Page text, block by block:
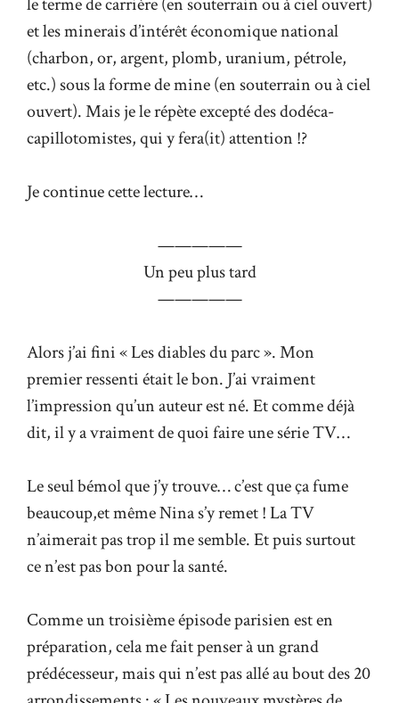
et les minerais d’intérêt économique national
(charbon, or, argent, plomb, uranium, pétrole,
etc.) sous la forme de mine (en souterrain ou à ciel
ouvert). Mais je le répète excepté des dodéca-
capillotomistes, qui y fera(it) attention !?
Je continue cette lecture…
—————
Un peu plus tard
—————
Alors j’ai fini « Les diables du parc ». Mon
premier ressenti était le bon. J’ai vraiment
l’impression qu’un auteur est né. Et comme déjà
dit, il y a vraiment de quoi faire une série TV…
Le seul bémol que j’y trouve… c’est que ça fume
beaucoup,et même Nina s’y remet ! La TV
n’aimerait pas trop il me semble. Et puis surtout
ce n’est pas bon pour la santé.
Comme un troisième épisode parisien est en
préparation, cela me fait penser à un grand
prédécesseur, mais qui n’est pas allé au bout des 20